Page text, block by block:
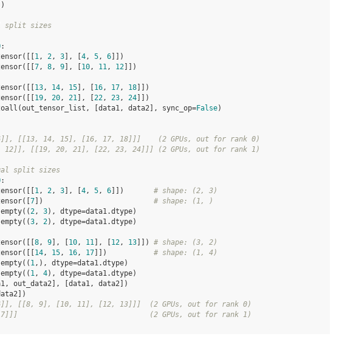
split sizes
:
([[ 1, 2, 3 ], 4, 5, 6 ]])
([[ 7, 8, 9 ], 10, 11, 12 ]])
([[ 13, 14, 15 ], 16, 17, 18 ]])
([[ 19, 20, 21 ], 22, 23, 24 ]])
(out_tensor_list , data1, data2 ], sync_op=False)
[[13, 14, 15], [16, 17, 18]]]    (2 GPUs, out for rank 0)
[[19, 20, 21], [22, 23, 24]]] (2 GPUs, out for rank 1)
split sizes
:
([[ 1, 2, 3 ], 4, 5, 6 ]])
# shape: (2, 3)
([ 7 ])
# shape: (1, )
empty((2, 3), dtype=data1.dtype)
empty((3, 2), dtype=data1.dtype)
([[ 8, 9 ], 10, 11 ], 12, 13 ]])
# shape: (3, 2)
([[ 14, 15, 16, 17 ]])
# shape: (1, 4)
empty(( 1,), dtype=data1.dtype)
empty(( 1, 4), dtype=data1.dtype)
, out_data2 ], data1, data2 ])
])
[[8, 9], [10, 11], [12, 13]]]  (2 GPUs, out for rank 0)
(2 GPUs, out for rank 1)